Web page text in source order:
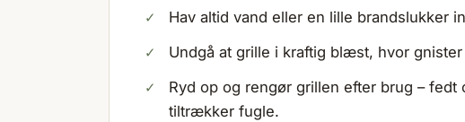
Hav altid vand eller en lille brandslukker
Undgå at grille i kraftig blæst, hvor
Ryd op og rengør grillen efter brug – fedt
tiltrækker fugle.